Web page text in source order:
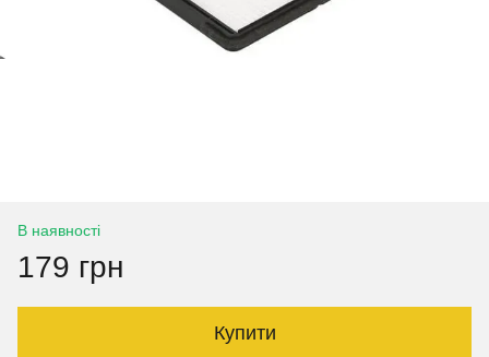
В наявності
179 грн
Купити